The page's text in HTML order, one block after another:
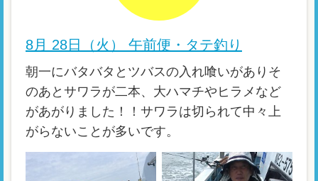
8月 28日（火） 午前便・タテ釣り
朝一にバタバタとツバスの入れ喰いがありそ
のあとサワラが二本、大ハマチやヒラメなど
があがりました！！サワラは切られて中々上
がらないことが多いです。